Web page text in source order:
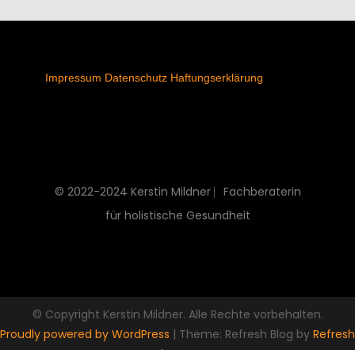
Impressum Datenschutz Haftungserklärung
© 2022-2024 Kerstin Mildner ⎸Fachberaterin
für holistische Gesundheit
© Copyright Kerstin Mildner. Alle Rechte vorbehalten.
Proudly powered by WordPress | Theme: Refresh Blog by Refresh